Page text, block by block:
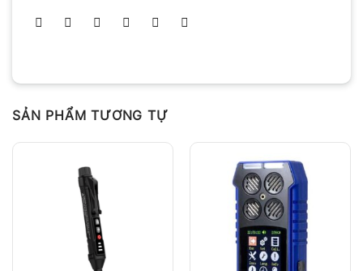
SẢN PHẨM TƯƠNG TỰ